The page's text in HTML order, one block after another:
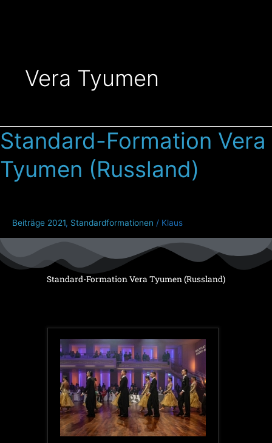
Vera Tyumen
Standard-Formation Vera
Tyumen (Russland)
Beiträge 2021, Standardformationen / Klaus
Standard-Formation Vera Tyumen (Russland)
Standard-
Formation
Vera
Tyumen